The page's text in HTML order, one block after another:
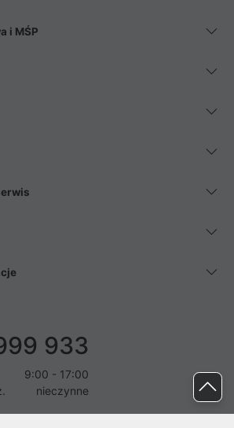
i MŚP
933
9:00 - 17:00
nieczynne